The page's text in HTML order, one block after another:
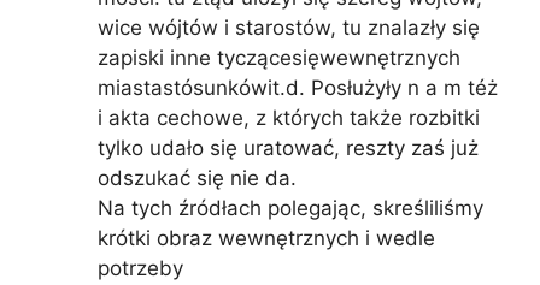
wice wójtów i starostów, tu znalazły się
zapiski inne tyczącesięwewnętrznych
miastastósunkówit.d. Posłużyły n a m téż
i akta cechowe, z których także rozbitki
tylko udało się uratować, reszty zaś już
odszukać się nie da.
Na tych źródłach polegając, skreśliliśmy
krótki obraz wewnętrznych i wedle
potrzeby